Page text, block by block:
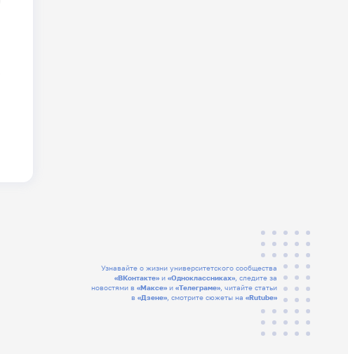
Узнавайте о жизни университетского сообщества
«ВКонтакте» и«Одноклассниках» , следите за
новостями в«Максе» и«Телеграме» , читайте статьи
в«Дзене» , смотрите сюжеты на«Rutube»